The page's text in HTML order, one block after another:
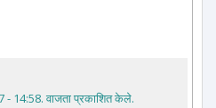
- 14:58. वाजता प्रकाशित केले.